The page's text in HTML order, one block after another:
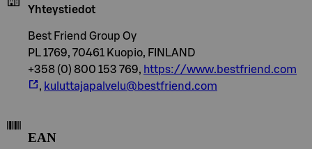
Yhteystiedot
Best Friend Group Oy
PL 1769, 70461 Kuopio, FINLAND
+358 (0) 800 153 769, https://www.bestfriend.com
, kuluttajapalvelu@bestfriend.com
EAN